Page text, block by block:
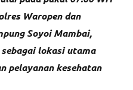
Waropen dan
Soyoi Mambai,
lokasi utama
pelayanan kesehatan